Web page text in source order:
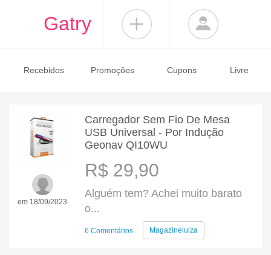
Gatry
Recebidos Promoções Cupons Livre
em 18/09/2023
Carregador Sem Fio De Mesa
USB Universal - Por Indução
Geonav QI10WU
R$ 29,90
Alguém tem? Achei muito barato
o...
6 Comentários Magazineluiza